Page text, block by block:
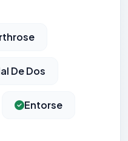
De Dos
Entorse